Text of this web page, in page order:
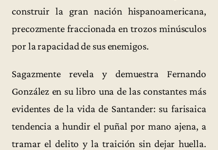
construir la gran nación hispanoamericana,
precozmente fraccionada en trozos minúsculos
por la rapacidad de sus enemigos.
Sagazmente revela y demuestra Fernando
González en su libro una de las constantes más
evidentes de la vida de Santander: su farisaica
tendencia a hundir el puñal por mano ajena, a
tramar el delito y la traición sin dejar huella.